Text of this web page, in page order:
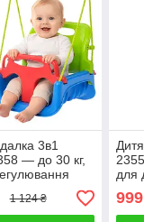
3в1
— до 30 кг,
1 124 ₴
для